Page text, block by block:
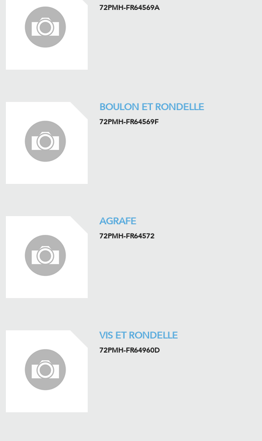
72PMH-FR64569A
BOULON ET RONDELLE
72PMH-FR64569F
AGRAFE
72PMH-FR64572
VIS ET RONDELLE
72PMH-FR64960D